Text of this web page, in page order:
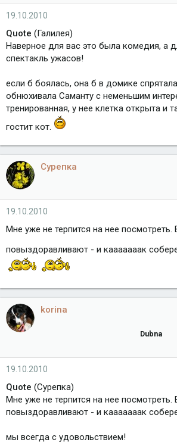
19.10.2010
Quote (Галилея)
Наверное для вас это была комедия, а
спектакль ужасов!
если б боялась, она б в домике
обнюхивала Саманту с неменьшим
тренированная, у нее клетка открыта и
гостит кот.
Сурепка
19.10.2010
Мне уже не терпится на нее
повыздоравливают - и кааааааак
korina
Dubna
19.10.2010
Quote (Сурепка)
Мне уже не терпится на нее
повыздоравливают - и кааааааак
мы всегда с удовольствием!